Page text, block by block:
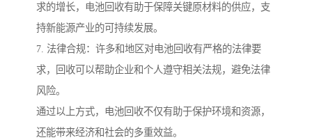
求的增长，电池回收有助于保障关键原材料的供应，支
持新能源产业的可持续发展。
7. 法律合规：许多和地区对电池回收有严格的法律要
求，回收可以帮助企业和个人遵守相关法规，避免法律
风险。
通过以上方式，电池回收不仅有助于保护环境和资源，
还能带来经济和社会的多重效益。